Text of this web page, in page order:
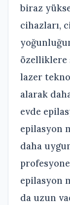
biraz
cihazları,
özelliklere
lazer
alarak
evde
epilasyon
daha
epilasyon
da uzun